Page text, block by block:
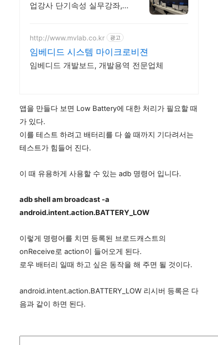
업강사 단기속성 실무강좌,
http://www.mvlab.co.kr 광고
임베디드 시스템 마이크로비젼
임베디드 개발보드, 개발용역 전문업체
앱을 만들다 보면 Low Battery에 대한 처리가 필요할 때
가 있다.
이를 테스트 하려고 배터리를 다 쓸 때까지 기다려서는
테스트가 힘들어 진다.
이 때 유용하게 사용할 수 있는 adb 명령어 입니다.
adb shell am broadcast -a
android.intent.action.BATTERY_LOW
이렇게 명령어를 치면 등록된 브로드캐스트의
onReceive로 action이 들어오게 된다.
로우 배터리 일때 하고 싶은 동작을 해 주면 될 것이다.
android.intent.action.BATTERY_LOW 리시버 등록은 다
음과 같이 하면 된다.